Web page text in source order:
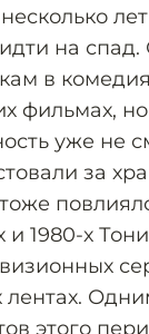
на спад.
в
фильмах,
уже не
за
и 1980-х
этого